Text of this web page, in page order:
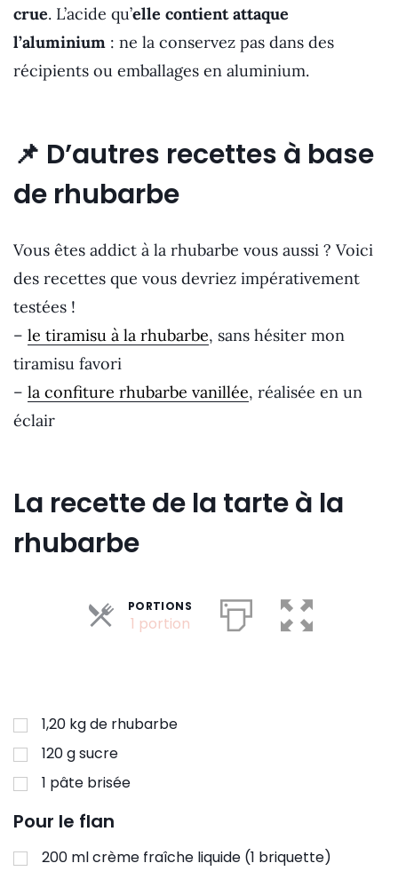
crue. L’acide qu’elle contient attaque
l’aluminium : ne la conservez pas dans des
récipients ou emballages en aluminium.
📌 D’autres recettes à base
de rhubarbe
Vous êtes addict à la rhubarbe vous aussi ? Voici
des recettes que vous devriez impérativement
testées !
– le tiramisu à la rhubarbe, sans hésiter mon
tiramisu favori
– la confiture rhubarbe vanillée, réalisée en un
éclair
La recette de la tarte à la
rhubarbe
PORTIONS
1 portionParts
1,20 kgde rhubarbe
120gsucre
1 pâte brisée
Pour le flan
200 mlcrème fraîche liquide (1 briquette)